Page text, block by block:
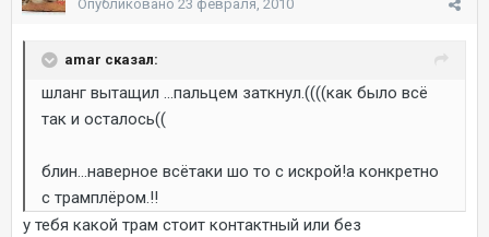
Опубликовано 23 февраля, 2010
amar сказал:
шланг вытащил ...пальцем заткнул.((((как было всё
так и осталось((
блин...наверное всётаки шо то с искрой!а конкретно
с трамплёром.!!
у тебя какой трам стоит контактный или без